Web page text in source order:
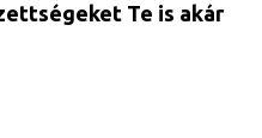
Te is akár